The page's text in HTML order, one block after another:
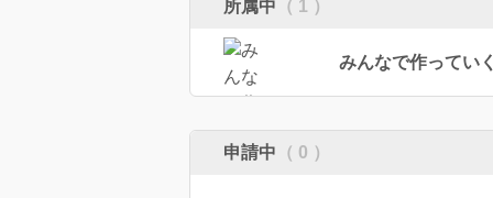
所属中 （ 1 ）
みんなで作ってい
申請中 （ 0 ）